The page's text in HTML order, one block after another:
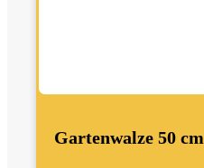
Gartenwalze 50 cm